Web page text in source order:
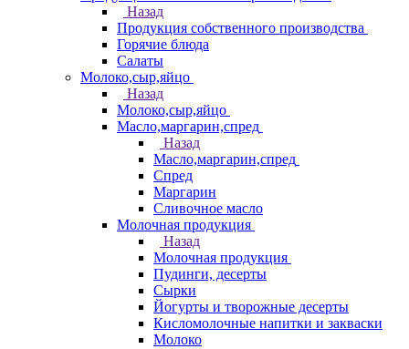
Назад
Продукция собственного производства
Горячие блюда
Салаты
Молоко,сыр,яйцо
Назад
Молоко,сыр,яйцо
Масло,маргарин,спред
Назад
Масло,маргарин,спред
Спред
Маргарин
Сливочное масло
Молочная продукция
Назад
Молочная продукция
Пудинги, десерты
Сырки
Йогурты и творожные десерты
Кисломолочные напитки и закваски
Молоко